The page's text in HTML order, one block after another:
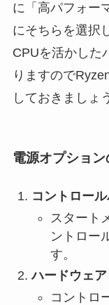
に「高パフォー
にそちらを選択
CPUを活かした
りますので
しておきましょ
電源オプショ
コントロー
スタート
ントロー
す。
ハードウェ
コントロ